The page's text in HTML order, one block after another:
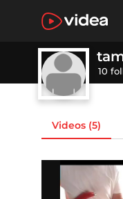
10
Videos (5)